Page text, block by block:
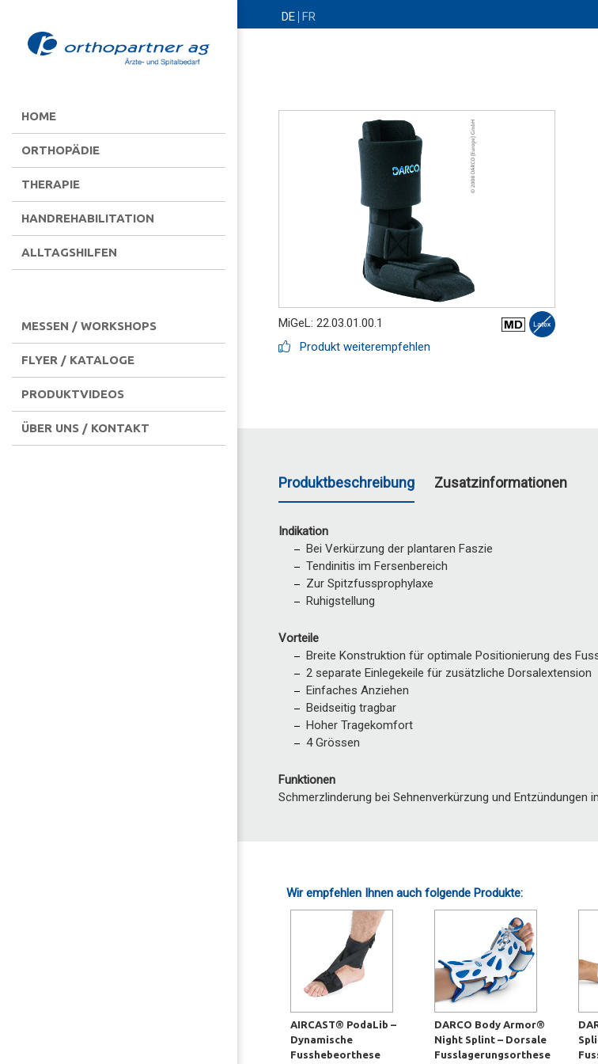
DE FR
HOME
ORTHOPÄDIE
THERAPIE
HANDREHABILITATION
ALLTAGSHILFEN
MESSEN / WORKSHOPS
FLYER / KATALOGE
PRODUKTVIDEOS
ÜBER UNS / KONTAKT
MiGeL: 22.03.01.00.1
Produkt weiterempfehlen
Produktbeschreibung Zusatzinformationen
Indikation
Bei Verkürzung der plantaren Faszie
Tendinitis im Fersenbereich
Zur Spitzfussprophylaxe
Ruhigstellung
Vorteile
Breite Konstruktion für optimale Positionierung des
2 separate Einlegekeile für zusätzliche Dorsalextension
Einfaches Anziehen
Beidseitig tragbar
Hoher Tragekomfort
4 Grössen
Funktionen
Schmerzlinderung bei Sehnenverkürzung und
Wir empfehlen Ihnen auch folgende Produkte:
AIRCAST® PodaLib –
Dynamische
Fusshebeorthese
DARCO Body Armor®
Night Splint – Dorsale
Fusslagerungsorthese